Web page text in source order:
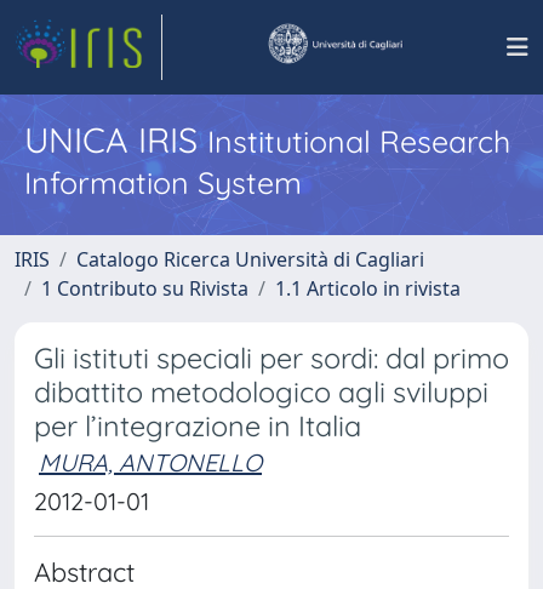
UNICA IRISInstitutional Research
Information System
IRIS
Catalogo Ricerca Università di Cagliari
1 Contributo su Rivista
1.1 Articolo in rivista
Gli istituti speciali per sordi: dal primo
dibattito metodologico agli sviluppi
per l’integrazione in Italia
MURA, ANTONELLO
2012-01-01
Abstract